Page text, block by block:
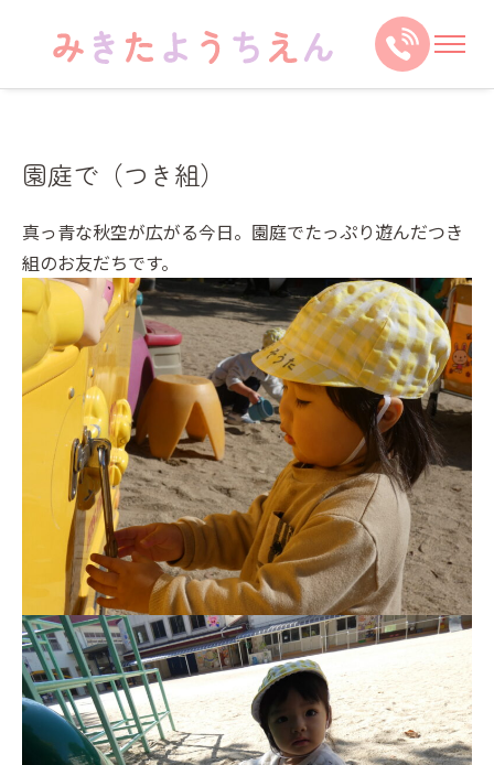
園庭で（つき組）
真っ青な秋空が広がる今日。園庭でたっぷり遊んだつき
組のお友だちです。